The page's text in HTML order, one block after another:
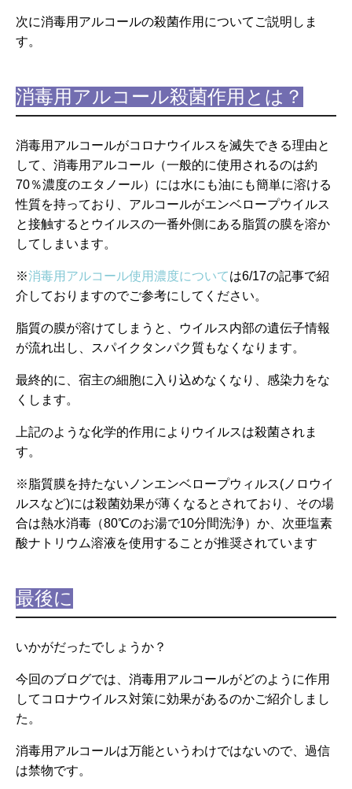
次に消毒用アルコールの殺菌作用についてご説明しま
す。
消毒用アルコール殺菌作用とは？
消毒用アルコールがコロナウイルスを滅失できる理由と
して、消毒用アルコール（一般的に使用されるのは約
70％濃度のエタノール）には水にも油にも簡単に溶ける
性質を持っており、アルコールがエンベロープウイルス
と接触するとウイルスの一番外側にある脂質の膜を溶か
してしまいます。
※消毒用アルコール使用濃度については6/17の記事で紹
介しておりますのでご参考にしてください。
脂質の膜が溶けてしまうと、ウイルス内部の遺伝子情報
が流れ出し、スパイクタンパク質もなくなります。
最終的に、宿主の細胞に入り込めなくなり、感染力をな
くします。
上記のような化学的作用によりウイルスは殺菌されま
す。
※脂質膜を持たないノンエンベロープウィルス(ノロウイ
ルスなど)には殺菌効果が薄くなるとされており、その場
合は熱水消毒（80℃のお湯で10分間洗浄）か、次亜塩素
酸ナトリウム溶液を使用することが推奨されています
最後に
いかがだったでしょうか？
今回のブログでは、消毒用アルコールがどのように作用
してコロナウイルス対策に効果があるのかご紹介しまし
た。
消毒用アルコールは万能というわけではないので、過信
は禁物です。